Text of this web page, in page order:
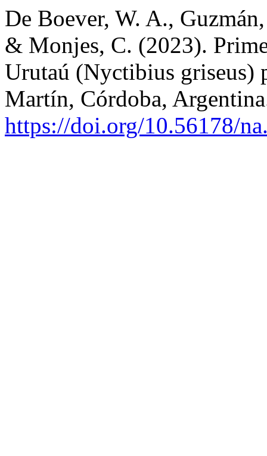
De Boever, W. A.,
& Monjes, C. (2023).
Urutaú (Nyctibius griseus)
Martín, Córdoba,
https://doi.org/10.56178/